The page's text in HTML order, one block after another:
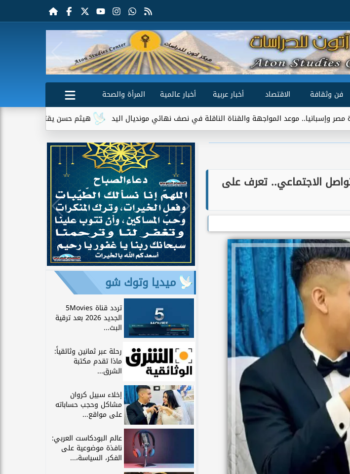
فن وثقافة الاقتصاد أخبار عربية أخبار عالمية
المرأة والصحة
هيثم حسن يقترب من الانتقال إلى سيلتيك
موعد المواجهة والقناة الناقلة في نصف نهائي مونديال اليد
الاجتماعي.. تعرف على
ميديا وتوك شو
تردد قناة 5Movies
الجديد 2026 بعد ترقية
البث...
رحلة عبر ثمانين وثائقياً:
ماذا تقدم مكتبة
الشرق...
إخلاء سبيل كروان
مشاكل وحجب حساباته
على مواقع...
عالم البودكاست العربي:
نافذة موضوعية على
الفكر، السياسة،...